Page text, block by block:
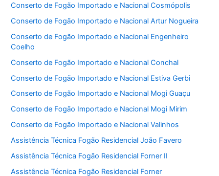
Conserto de Fogão Importado e Nacional Cosmópolis
Conserto de Fogão Importado e Nacional Artur Nogueira
Conserto de Fogão Importado e Nacional Engenheiro
Coelho
Conserto de Fogão Importado e Nacional Conchal
Conserto de Fogão Importado e Nacional Estiva Gerbi
Conserto de Fogão Importado e Nacional Mogi Guaçu
Conserto de Fogão Importado e Nacional Mogi Mirim
Conserto de Fogão Importado e Nacional Valinhos
Assistência Técnica Fogão Residencial João Favero
Assistência Técnica Fogão Residencial Forner II
Assistência Técnica Fogão Residencial Forner